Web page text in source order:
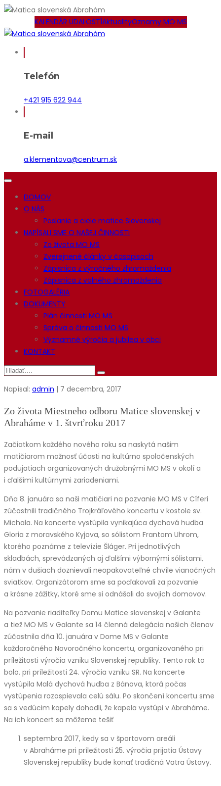
KALENDÁR UDALOSTÍAktualityOznamy MO MS
Telefón
+421 915 622 944
E-mail
a.klementova@centrum.sk
DOMOV
O NÁS
Poslanie a ciele matice Slovenskej
NAPÍSALI SME O NAŠEJ ČINNOSTI
Zo života MO MS
Zverejnené články v časopisoch
Zápisnica z výročného zhromaždenia
Zápisnica z valného zhromaždenia
FOTOGALÉRIA
DOKUMENTY
Plán činnosti MO MS
Správa o činnosti MO MS
Významné výročia a jubilea v obci
KONTAKT
Napísal: admin | 7 decembra, 2017
Zo života Miestneho odboru Matice slovenskej v
Abraháme v 1. štvrťroku 2017
Začiatkom každého nového roku sa naskytá našim
matičiarom možnosť účasti na kultúrno spoločenských
podujatiach organizovaných družobnými MO MS v okolí a
i ďalšími kultúrnymi zariadeniami.
Dňa 8. januára sa naši matičiari na pozvanie MO MS v Cíferi
zúčastnili tradičného Trojkráľového koncertu v kostole sv.
Michala. Na koncerte vystúpila vynikajúca dychová hudba
Gloria z moravského Kyjova, so sólistom Frantom Uhrom,
ktorého poznáme z televízie Šláger. Pri jednotlivých
skladbách, sprevádzaných aj ďalšími výbornými sólistami,
nám v dušiach doznievali neopakovateľné chvíle vianočných
sviatkov. Organizátorom sme sa poďakovali za pozvanie
a krásne zážitky, ktoré sme si odnášali do svojich domovov.
Na pozvanie riaditeľky Domu Matice slovenskej v Galante
a tiež MO MS v Galante sa 14 členná delegácia našich členov
zúčastnila dňa 10. januára v Dome MS v Galante
každoročného Novoročného koncertu, organizovaného pri
príležitosti výročia vzniku Slovenskej republiky. Tento rok to
bolo. pri príležitosti 24. výročia vzniku SR. Na koncerte
vystúpila Malá dychová hudba z Bánova, ktorá počas
vystúpenia rozospievala celú sálu. Po skončení koncertu sme
sa s vedúcim kapely dohodli, že kapela vystúpi v Abraháme.
Na ich koncert sa môžeme tešiť
septembra 2017, kedy sa v športovom areáli
v Abraháme pri príležitosti 25. výročia prijatia Ústavy
Slovenskej republiky bude konať tradičná Vatra Ústavy.